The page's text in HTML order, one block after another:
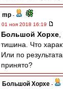
mp -
01 ноя 2018 16:19
Большой Хорхе
тишина. Что
Или по
принято?
Большой Хорхе -